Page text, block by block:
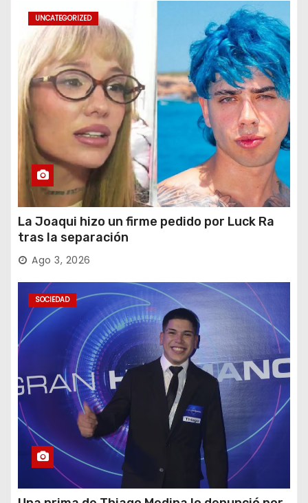
UNCATEGORIZED
La Joaqui hizo un firme pedido por Luck Ra
tras la separación
Ago 3, 2026
SOCIEDAD